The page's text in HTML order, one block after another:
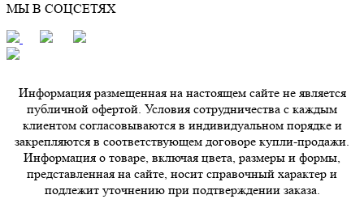
МЫ В СОЦСЕТЯХ
Информация размещенная на настоящем сайте не является
публичной офертой. Условия сотрудничества с каждым
клиентом согласовываются в индивидуальном порядке и
закрепляются в соответствующем договоре купли-продажи.
Информация о товаре, включая цвета, размеры и формы,
представленная на сайте, носит справочный характер и
подлежит уточнению при подтверждении заказа.